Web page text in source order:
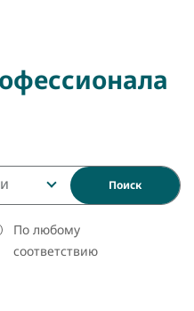
Поиск
По любому
соответствию